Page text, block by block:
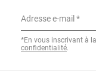
Adresse e-mail
*En vous inscrivant à
confidentialité.